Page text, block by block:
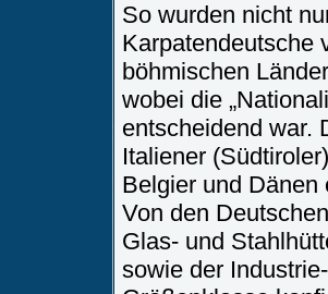
So wurden nicht
Karpatendeutsche
böhmischen
wobei die
entscheidend war.
Italiener
Belgier und Dänen
Von den
Glas- und
sowie der